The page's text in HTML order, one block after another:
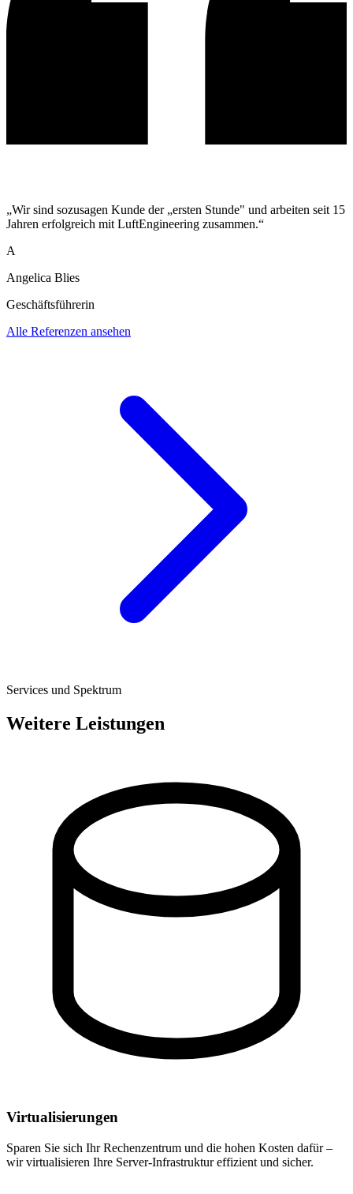
„Wir sind sozusagen Kunde der „ersten Stunde" und arbeiten seit 15
Jahren erfolgreich mit LuftEngineering zusammen.“
A
Angelica Blies
Geschäftsführerin
Alle Referenzen ansehen
Services und Spektrum
Weitere Leistungen
Virtualisierungen
Sparen Sie sich Ihr Rechenzentrum und die hohen Kosten dafür –
wir virtualisieren Ihre Server-Infrastruktur effizient und sicher.